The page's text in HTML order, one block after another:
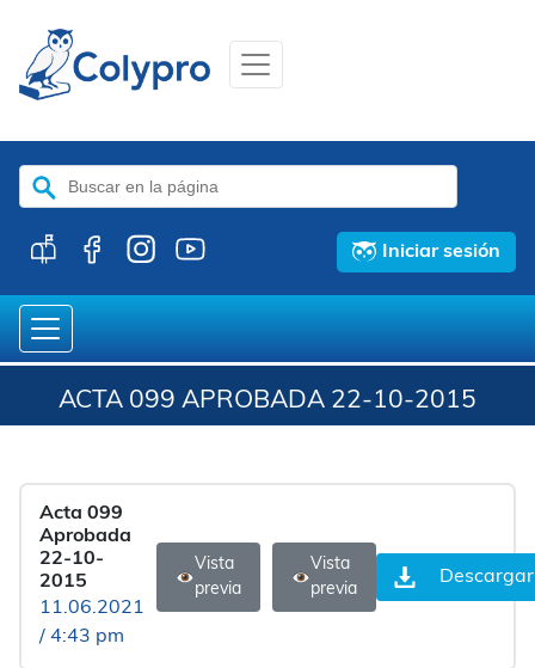
Buscar:
Iniciar sesión
ACTA 099 APROBADA 22-10-2015
Acta 099
Aprobada
22-10-
2015
11.06.2021
/ 4:43 pm
Vista
previa
Vista
previa
Descargar